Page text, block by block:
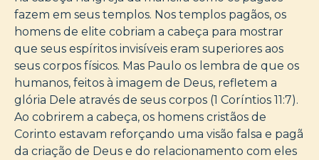
fazem em seus templos. Nos templos pagãos, os
homens de elite cobriam a cabeça para mostrar
que seus espíritos invisíveis eram superiores aos
seus corpos físicos. Mas Paulo os lembra de que os
humanos, feitos à imagem de Deus, refletem a
glória Dele através de seus corpos (1 Coríntios 11:7).
Ao cobrirem a cabeça, os homens cristãos de
Corinto estavam reforçando uma visão falsa e pagã
da criação de Deus e do relacionamento com eles